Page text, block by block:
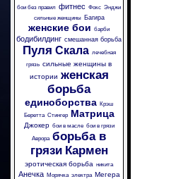
бои без правил фитнес Фокс Энджи
сильные женщины
Багира
женские бои барби
бодибилдинг смешанная борьба
Пуля Скала лечебная
грязь сильные женщины в
истории женская
борьба
единоборства Крэш
Беретта Стингер Матрица
Джокер бои в масле бои в грязи
Аврора борьба в
грязи Кармен
эротическая борьба никита
Анечка Морячка электра Мегера